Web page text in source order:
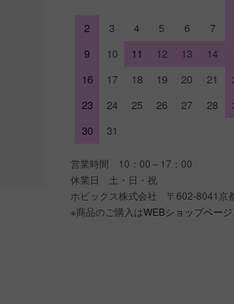
2 3 4 5 6
7
9
10 11 12 13 14
16
17 18 19 20 21
23
24 25 26 27 28
30
31
営業時間 10：00～17：00
休業日 土・日・祝
ホビックス株式会社 〒602-8041京
※商品のご購入はWEBショップページ